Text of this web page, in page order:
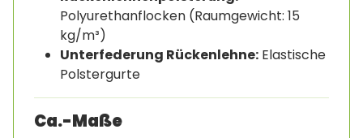
Polyurethanflocken (Raumgewicht: 15
kg/m³)
Unterfederung Rückenlehne: Elastische
Polstergurte
Ca.-Maße